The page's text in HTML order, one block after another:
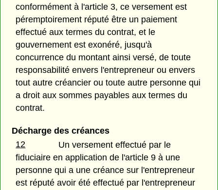
conformément à l'article 3, ce versement est
péremptoirement réputé être un paiement
effectué aux termes du contrat, et le
gouvernement est exonéré, jusqu'à
concurrence du montant ainsi versé, de toute
responsabilité envers l'entrepreneur ou envers
tout autre créancier ou toute autre personne qui
a droit aux sommes payables aux termes du
contrat.
Décharge des créances
12
Un versement effectué par le
fiduciaire en application de l'article 9 à une
personne qui a une créance sur l'entrepreneur
est réputé avoir été effectué par l'entrepreneur